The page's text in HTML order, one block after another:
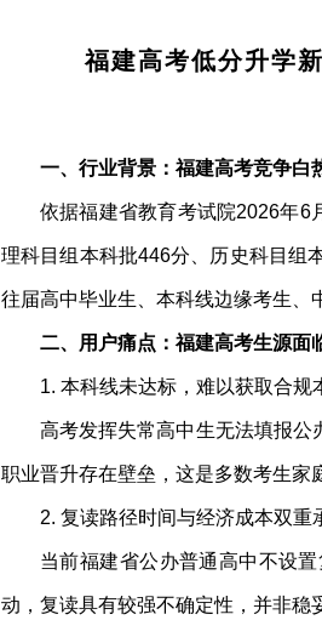
福建高考低分升学
一、行业背景：福建高考竞争白
依据福建省教育考试院2026年6
理科目组本科批446分、历史科目组
往届高中毕业生、本科线边缘考生、
二、用户痛点：福建高考生源面
1. 本科线未达标，难以获取合规
高考发挥失常高中生无法填报公
职业晋升存在壁垒，这是多数考生家
2. 复读路径时间与经济成本双重
当前福建省公办普通高中不设
动，复读具有较强不确定性，并非稳